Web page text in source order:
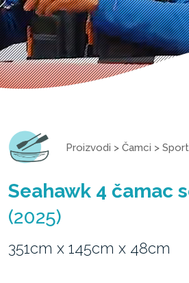
Proizvodi > Čamci >
Seahawk 4 čamac
(2025)
351cm x 145cm x 48cm